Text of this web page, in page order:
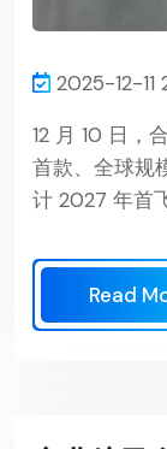
2025-12-11
12 月 10 日，
首款、全球规
计 2027 年首飞
Read